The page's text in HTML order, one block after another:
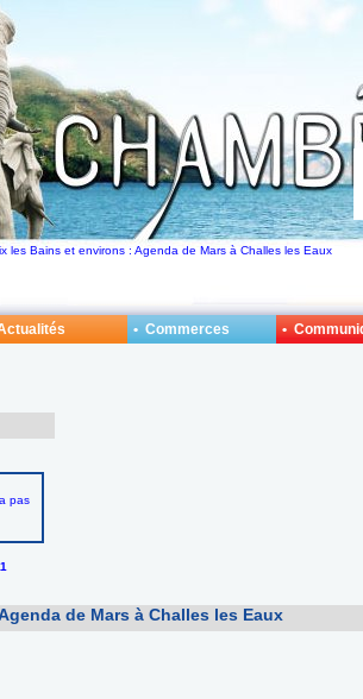
les Bains et environs : Agenda de Mars à Challes les Eaux
pas
de Mars à Challes les Eaux
• Commerces
•